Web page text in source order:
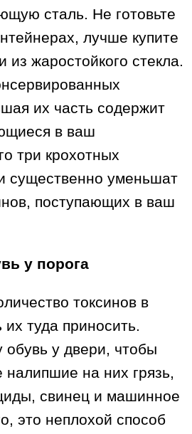
сталь. Не готовьте
лучше купите
из жаростойкого стекла.
их часть содержит
в ваш
три крохотных
существенно уменьшат
поступающих в ваш
у порога
токсинов в
туда приносить.
у двери, чтобы
налипшие на них грязь,
свинец и машинное
это неплохой способ